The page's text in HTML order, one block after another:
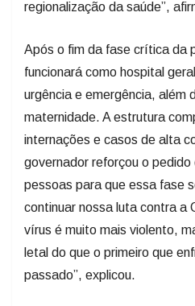
regionalização da saúde”,
Após o fim da fase crítica da
funcionará como hospital
urgência e emergência, além
maternidade. A estrutura
internações e casos de alta
governador reforçou o
pessoas para que essa fase
continuar nossa luta contra a
vírus é muito mais violento,
letal do que o primeiro que
passado”, explicou.